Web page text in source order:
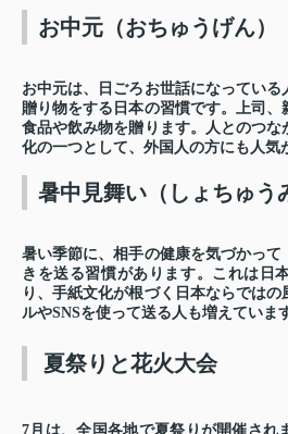
お中元（おちゅうげん）
お中元は、日ごろお世話になってい
贈り物をする日本の習慣です。上司
食品や飲み物を贈ります。人とのつ
化の一つとして、外国人の方にも人気
暑中見舞い（しょちゅう
暑い季節に、相手の健康を気づかっ
きを送る習慣があります。これは日
り、手紙文化が根づく日本ならでは
ルやSNSを使って送る人も増えていま
夏祭りと花火大会
7月は、全国各地で夏祭りが開催され